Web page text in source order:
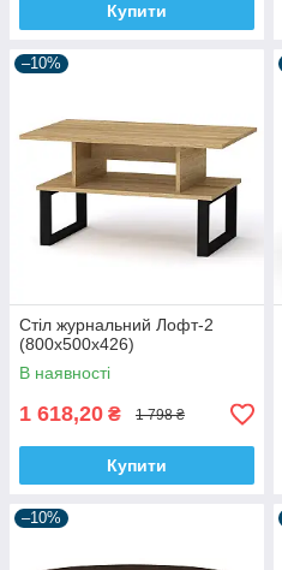
Купити
–10%
Стіл журнальний Лофт-2
(800х500х426)
В наявності
1 618,20 ₴ 1 798 ₴
Купити
–10%